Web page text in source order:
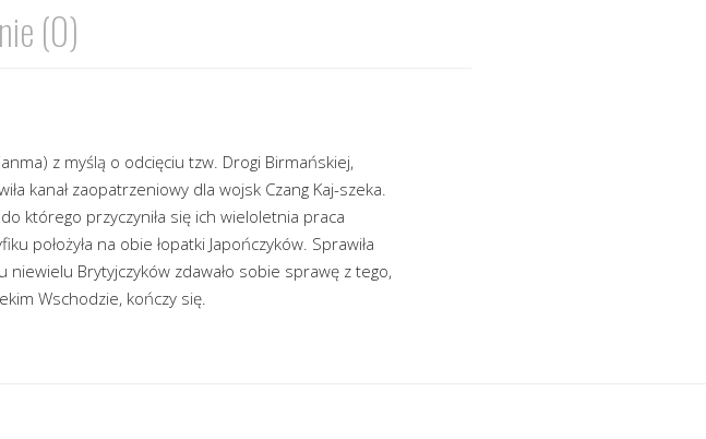
(0)
z myślą o odcięciu tzw. Drogi Birmańskiej,
kanał zaopatrzeniowy dla wojsk Czang Kaj-szeka.
którego przyczyniła się ich wieloletnia praca
położyła na obie łopatki Japończyków. Sprawiła
Brytyjczyków zdawało sobie sprawę z tego,
Wschodzie, kończy się.